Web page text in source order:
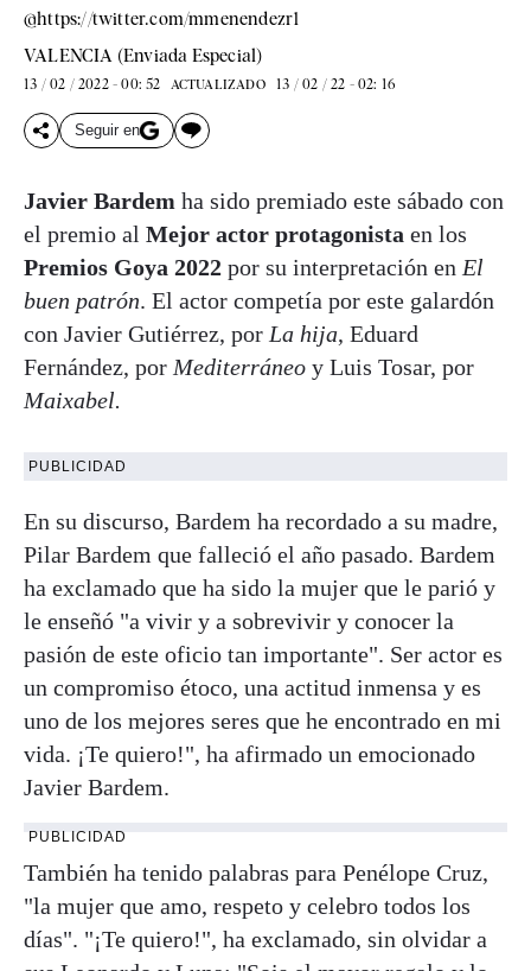
@https://twitter.com/mmenendezr1
VALENCIA (Enviada Especial)
13 / 02 / 2022 - 00: 52 ACTUALIZADO 13 / 02 / 22 - 02: 16
Seguir en
Javier Bardem ha sido premiado este sábado con
el premio al Mejor actor protagonista en los
Premios Goya 2022 por su interpretación en El
buen patrón. El actor competía por este galardón
con Javier Gutiérrez, por La hija, Eduard
Fernández, por Mediterráneo y Luis Tosar, por
Maixabel.
PUBLICIDAD
En su discurso, Bardem ha recordado a su madre,
Pilar Bardem que falleció el año pasado. Bardem
ha exclamado que ha sido la mujer que le parió y
le enseñó "a vivir y a sobrevivir y conocer la
pasión de este oficio tan importante". Ser actor es
un compromiso étoco, una actitud inmensa y es
uno de los mejores seres que he encontrado en mi
vida. ¡Te quiero!", ha afirmado un emocionado
Javier Bardem.
PUBLICIDAD
También ha tenido palabras para Penélope Cruz,
"la mujer que amo, respeto y celebro todos los
días". "¡Te quiero!", ha exclamado, sin olvidar a